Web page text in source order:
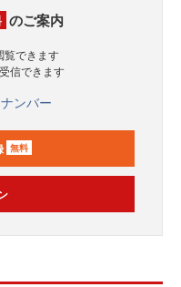
のご案内
覧できます
信できます
ンバー
無料